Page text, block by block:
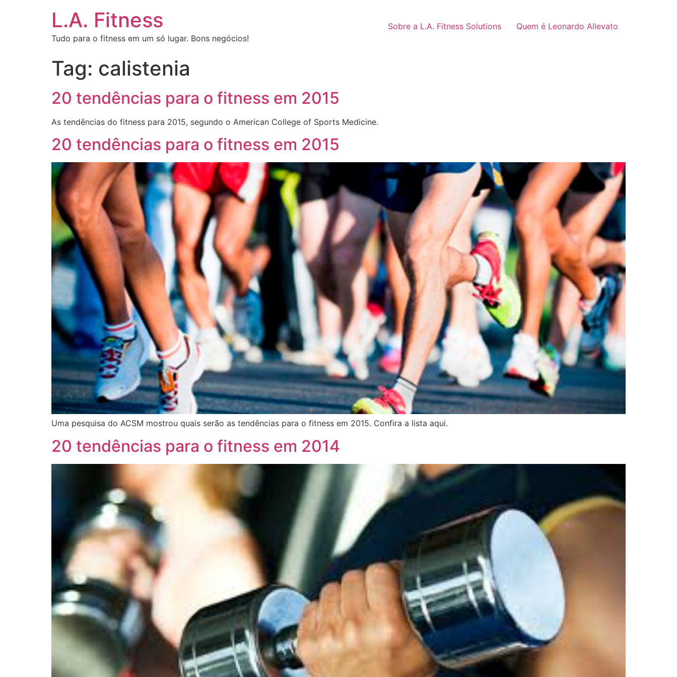
L.A. Fitness
Tudo para o fitness em um só lugar. Bons negócios!
Sobre a L.A. Fitness Solutions Quem é Leonardo Allevato
Tag: calistenia
20 tendências para o fitness em 2015
As tendências do fitness para 2015, segundo o American College of Sports Medicine.
20 tendências para o fitness em 2015
Uma pesquisa do ACSM mostrou quais serão as tendências para o fitness em 2015. Confira a lista aqui.
20 tendências para o fitness em 2014